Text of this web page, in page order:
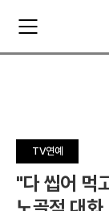
주
요
펼
치
기
TV연예
"다 씹어 먹